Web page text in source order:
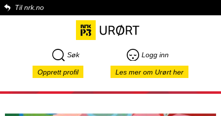
Til nrk.no
Søk Logg inn
Opprett profil Les mer om Urørt her